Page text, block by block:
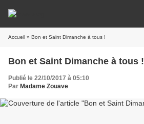
Accueil » Bon et Saint Dimanche à tous !
Bon et Saint Dimanche à tous !
Publié le 22/10/2017 à 05:10
Par Madame Zouave